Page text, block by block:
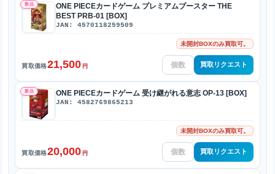
新品
ONE PIECEカードゲーム プレミアムブースター THE
BEST PRB-01 [BOX]
JAN: 4570118259509
未開封BOXのみ買取可。
買取価格21,500 円 買取リクエスト
新品 ONE PIECEカードゲーム 受け継がれる意志 OP-13 [BOX]
JAN: 4582769865213
未開封BOXのみ買取可。
買取価格20,000 円 買取リクエスト